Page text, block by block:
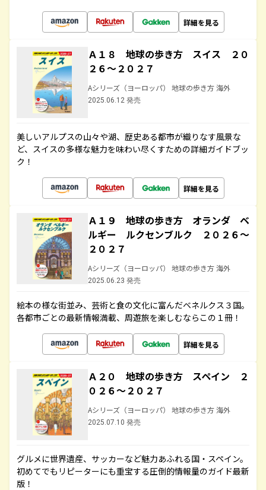
詳細を見る
Ａ１８ 地球の歩き方 スイス ２０
２６～２０２７
Aシリーズ（ヨーロッパ） 地球の歩き方 海外
2025.06.12 発売
美しいアルプスの山々や湖、歴史ある都市が織りなす風景な
ど、スイスの多様な魅力を味わい尽くすための詳細ガイドブッ
ク！
詳細を見る
Ａ１９ 地球の歩き方 オランダ ベ
ルギー ルクセンブルク ２０２６～
２０２７
Aシリーズ（ヨーロッパ） 地球の歩き方 海外
2025.06.23 発売
絵本の様な街並み、芸術と食の文化に富んだベネルクス３国。
各都市ごとの最新情報満載、周遊旅を楽しむならこの１冊！
詳細を見る
Ａ２０ 地球の歩き方 スペイン ２
０２６～２０２７
Aシリーズ（ヨーロッパ） 地球の歩き方 海外
2025.07.10 発売
グルメに世界遺産、サッカーなど魅力あふれる国・スペイン。
初めてでもリピーターにも重宝する圧倒的情報量のガイド最新
版！